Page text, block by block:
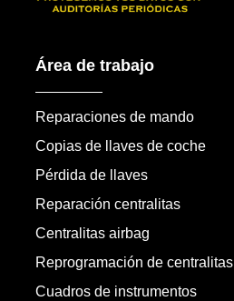
Área de trabajo
Reparaciones de mando
Copias de llaves de coche
Pérdida de llaves
Reparación centralitas
Centralitas airbag
Reprogramación de centralitas
Cuadros de instrumentos